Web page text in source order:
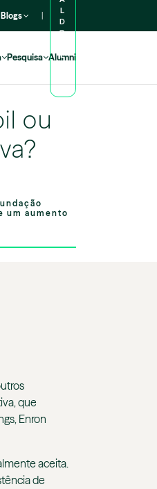
|
L
D
O
L
O
Pesquisa Alumni
ou
um aumento
que
Enron
aceita.
de